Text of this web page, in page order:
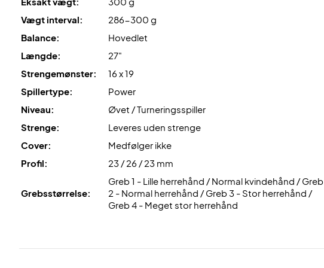
Vægt interval:
286-300 g
Balance:
Hovedlet
Længde:
27"
Strengemønster:
16 x 19
Spillertype:
Power
Niveau:
Øvet / Turneringsspiller
Strenge:
Leveres uden strenge
Cover:
Medfølger ikke
Profil:
23 / 26 / 23 mm
Grebsstørrelse:
Greb 1 - Lille herrehånd / Normal kvindehånd / Greb
2 - Normal herrehånd / Greb 3 - Stor herrehånd /
Greb 4 - Meget stor herrehånd